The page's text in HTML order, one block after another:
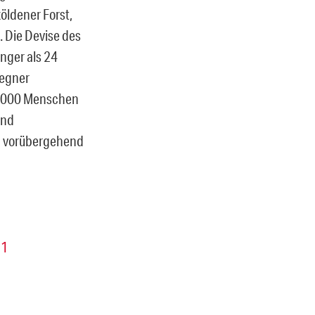
Forst,
Devise des
als 24
Menschen